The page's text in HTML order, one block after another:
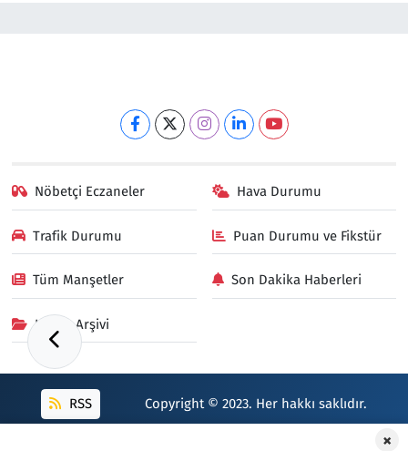
×
Nöbetçi Eczaneler Hava Durumu
Trafik Durumu Puan Durumu ve Fikstür
Tüm Manşetler Son Dakika Haberleri
Haber Arşivi
RSS Copyright © 2023. Her hakkı saklıdır.